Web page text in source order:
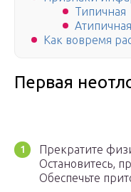
Типичная
Атипичная
Как вовремя
Первая
Прекратите
Остановитесь,
Обеспечьте